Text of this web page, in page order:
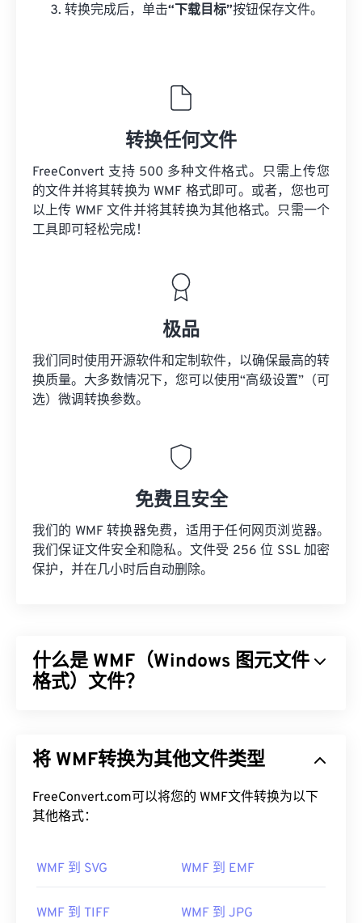
转换完成后，单击“下载目标”按钮保存文件。
转换任何文件
FreeConvert 支持 500 多种文件格式。只需上传您
的文件并将其转换为 WMF 格式即可。或者，您也可
以上传 WMF 文件并将其转换为其他格式。只需一个
工具即可轻松完成！
极品
我们同时使用开源软件和定制软件，以确保最高的转
换质量。大多数情况下，您可以使用“高级设置”（可
选）微调转换参数。
免费且安全
我们的 WMF 转换器免费，适用于任何网页浏览器。
我们保证文件安全和隐私。文件受 256 位 SSL 加密
保护，并在几小时后自动删除。
什么是 WMF（Windows 图元文件
格式）文件？
位图图像。Microsoft 设计 WMF 是为了在 Microsoft
Windows 图元文件 (EMF) 的 16 位前身。
WMF 可以在 Windows 上通过兼容的图像程序（例如
在 Windows 和 macOS 上打开 WMF 的流行程序是
将 WMF转换为其他文件类型
FreeConvert.com可以将您的 WMF文件转换为以下
其他格式：
WMF 到 SVG WMF 到 EMF
WMF 到 TIFF WMF 到 JPG